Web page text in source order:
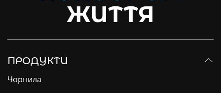
ЖИТТЯ
ПРОДУКТИ
Чорнила